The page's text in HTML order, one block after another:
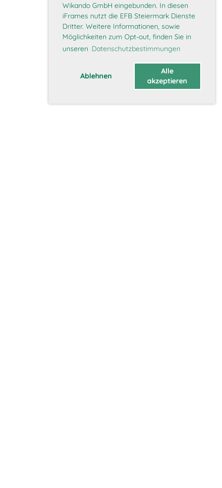
Wikando GmbH eingebunden. In diesen
iFrames nutzt die EFB Steiermark Dienste
Dritter. Weitere Informationen, sowie
Möglichkeiten zum Opt-out, finden Sie in
unseren Datenschutzbestimmungen
Ablehnen
Alle
akzeptieren